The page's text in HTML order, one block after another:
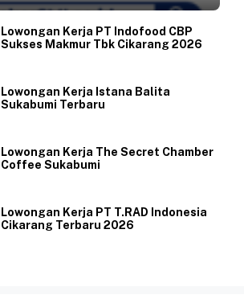
Lowongan Kerja PT Indofood CBP
Sukses Makmur Tbk Cikarang 2026
Lowongan Kerja Istana Balita
Sukabumi Terbaru
Lowongan Kerja The Secret Chamber
Coffee Sukabumi
Lowongan Kerja PT T.RAD Indonesia
Cikarang Terbaru 2026